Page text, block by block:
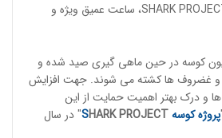
SHARK، ساعت عمیق ویژه و
کوسه در حین ماهی گیری صید شده و
ها و غضروف ها کشته می شوند. جهت افزایش
و درک بهتر اهمیت حمایت از این
پروژه کوسه SHARKPROJECT
" در سال